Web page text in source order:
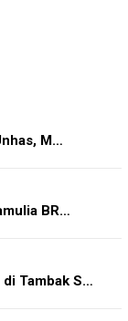
M…
BR…
di Tambak S…